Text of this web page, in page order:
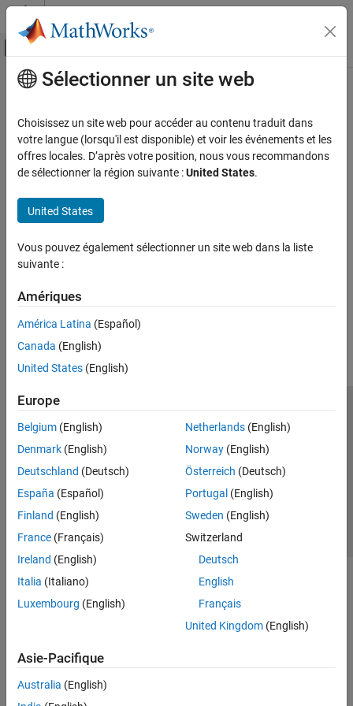
Passer au contenu
Activer/désactiver l'affichage du menu
Accueil de la documentation
Contenu principal
How useful was this information?
Sélectionner un site web
Choisissez un site web pour accéder au contenu traduit dans
votre langue (lorsqu'il est disponible) et voir les événements et les
offres locales. D’après votre position, nous vous recommandons
de sélectionner la région suivante :United States.
United States
Vous pouvez également sélectionner un site web dans la liste
suivante :
Amériques
América Latina (Español)
Canada (English)
United States (English)
Europe
Belgium (English)
Denmark (English)
Deutschland (Deutsch)
España (Español)
Finland (English)
France (Français)
Ireland (English)
Italia (Italiano)
Luxembourg (English)
Netherlands(English)
Norway(English)
Österreich (Deutsch)
Portugal (English)
Sweden (English)
Switzerland
Deutsch
English
Français
United Kingdom(English)
Asie-Pacifique
Australia (English)
Lutte anti-piratage
Contacts locaux
© 1994-2026 The MathWorks, Inc.